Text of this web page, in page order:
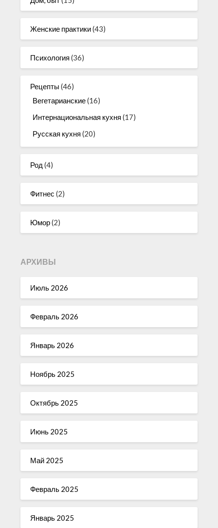
Женские практики(43)
Психология (36)
Рецепты (46)
Вегетарианские(16)
Интернациональная кухня (17)
Русская кухня (20)
Род (4)
Фитнес (2)
Юмор(2)
АРХИВЫ
Июль 2026
Февраль 2026
Январь 2026
Ноябрь 2025
Октябрь 2025
Июнь 2025
Май 2025
Февраль 2025
Январь 2025